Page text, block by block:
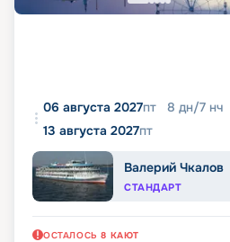
06 августа 2027пт 8 дн/7 нч
13 августа 2027пт
Валерий Чкалов
СТАНДАРТ
ОСТАЛОСЬ 8 КАЮТ